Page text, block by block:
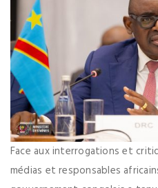
Face aux interrogations et
médias et responsables